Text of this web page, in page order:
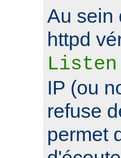
Au sein
httpd
Listen
IP (ou
refuse
permet